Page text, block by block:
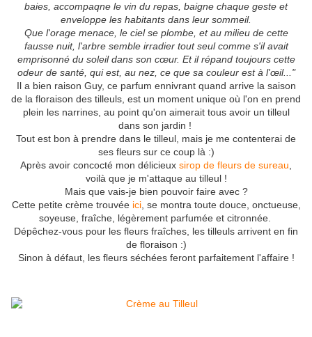
baies, accompaqne le vin du repas, baigne chaque geste et
enveloppe les habitants dans leur sommeil.
Que l'orage menace, le ciel se plombe, et au milieu de cette
fausse nuit, l'arbre semble irradier tout seul comme s'il avait
emprisonné du soleil dans son cœur. Et il répand toujours cette
odeur de santé, qui est, au nez, ce que sa couleur est à l'œil..."
Il a bien raison Guy, ce parfum ennivrant quand arrive la saison
de la floraison des tilleuls, est un moment unique où l'on en prend
plein les narrines, au point qu'on aimerait tous avoir un tilleul
dans son jardin !
Tout est bon à prendre dans le tilleul, mais je me contenterai de
ses fleurs sur ce coup là :)
Après avoir concocté mon délicieux sirop de fleurs de sureau
voilà que je m'attaque au tilleul !
Mais que vais-je bien pouvoir faire avec ?
Cette petite crème trouvée ici, se montra toute douce, onctueuse,
soyeuse, fraîche, légèrement parfumée et citronnée.
Dépêchez-vous pour les fleurs fraîches, les tilleuls arrivent en fin
de floraison :)
Sinon à défaut, les fleurs séchées feront parfaitement l'affaire !